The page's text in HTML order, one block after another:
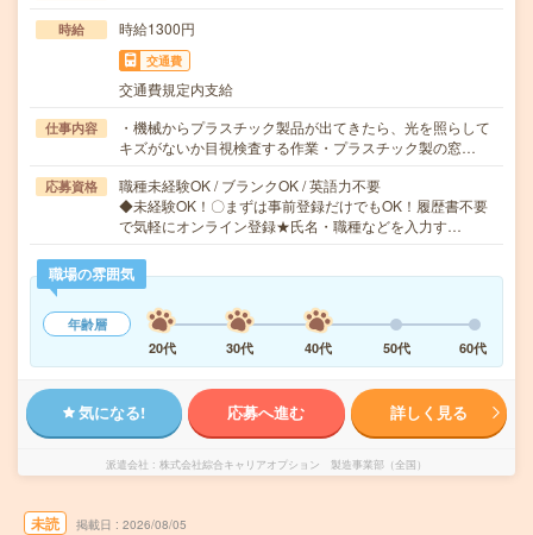
時給 時給1300円
交通費
交通費規定内支給
仕事内容
・機械からプラスチック製品が出てきたら、光を照らして
キズがないか目視検査する作業・プラスチック製の窓…
応募資格
職種未経験OK / ブランクOK / 英語力不要
◆未経験OK！〇まずは事前登録だけでもOK！履歴書不要
で気軽にオンライン登録★氏名・職種などを入力す…
職場の雰囲気
年齢層
20代
30代 40代 50代 60代
気になる! 応募へ進む 詳しく見る
派遣会社 株式会社綜合キャリアオプション 製造事業部（全国）
未読 掲載日 2026/08/05